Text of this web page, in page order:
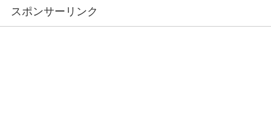
スポンサーリンク